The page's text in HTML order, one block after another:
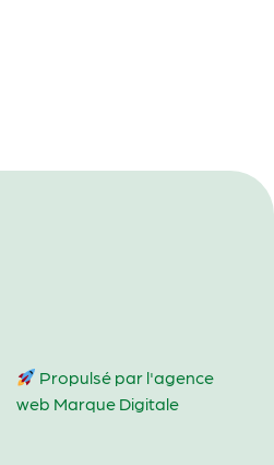
Propulsé par l'agence
web Marque Digitale